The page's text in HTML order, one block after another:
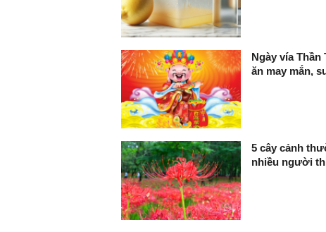
Ngày vía Thần
ăn may mắn,
5 cây cảnh
nhiều người